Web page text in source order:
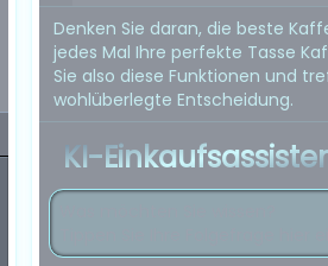
Denken Sie daran, die beste
jedes Mal Ihre perfekte Tasse
Sie also diese Funktionen und
wohlüberlegte Entscheidung.
KI-